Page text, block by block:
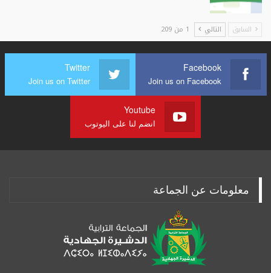
السابق التالي 1 من 209
Facebook
Join us on Facebook
Twitter
Join us on Twitter
Youtube
انضم لنا على اليوتوب
معلومات عن الجماعة